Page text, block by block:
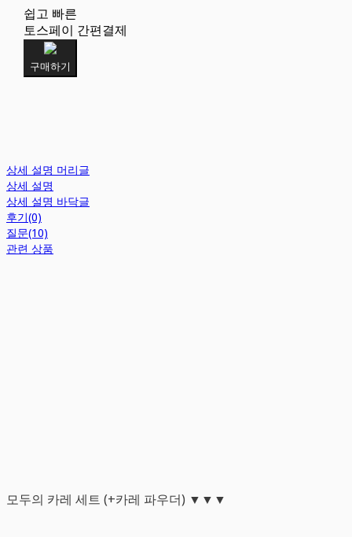
쉽고 빠른
토스페이 간편결제
구매하기
상세 설명 머리글
상세 설명
상세 설명 바닥글
후기(0)
질문(10)
관련 상품
모두의 카레 세트 (+카레 파우더) ▼▼▼